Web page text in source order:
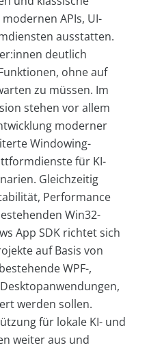
APIs, UI-
ausstatten.
deutlich
ohne auf
zu müssen. Im
stehen vor allem
moderner
Windowing-
für KI-
Gleichzeitig
Performance
Win32-
App SDK richtet sich
auf Basis von
WPF-,
werden sollen.
für lokale KI- und
weiter aus und